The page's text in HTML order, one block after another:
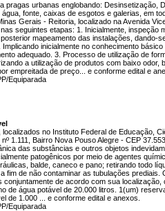
pragas urbanas englobando: Desinsetização,
fonte, caixas de esgotos e galerias, em
Gerais - Reitoria, localizado na Avenida
seguintes etapas: 1. Inicialmente, inspeção
mapeamento das instalações, dando-
inicialmente no conhecimento básico
adequado. 3. Processo de utilização de
a utilização de produtos com baixo odor,
empreitada de preço... e conforme edital e
Equiparada
no Instituto Federal de Educação,
1.111, Bairro Nova Pouso Alegre - CEP
das substâncias e outros objetos
patogênicos por meio de agentes
balde, caneco e pano; retirando todo
fim de não contaminar as tubulações prediais.
de acordo com sua localização,
de água potável de 20.000 litros. 1(um)
de 1.000 ... e conforme edital e anexos.
Equiparada